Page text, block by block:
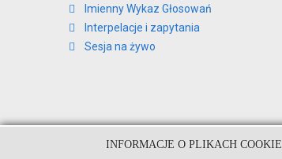
Imienny Wykaz Głosowań
Interpelacje i zapytania
Sesja na żywo
INFORMACJE O PLIKACH COOKIE